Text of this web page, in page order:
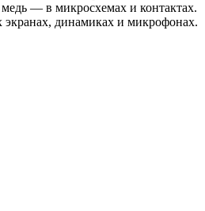
медь — в микросхемах и контактах.
экранах, динамиках и микрофонах.